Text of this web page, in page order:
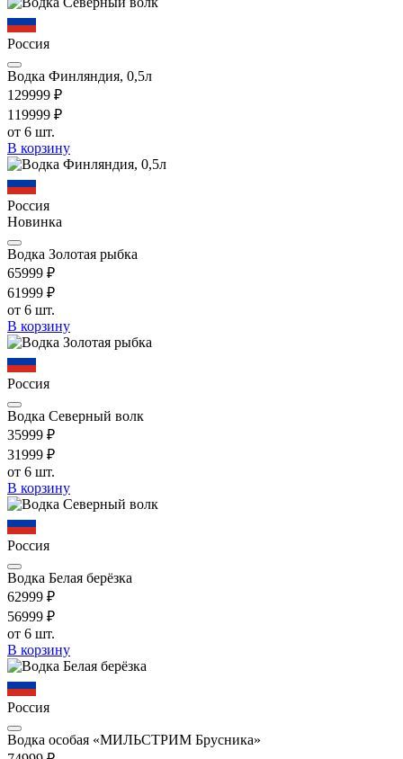
Россия
Водка Финляндия, 0,5л
129999 ₽
119999 ₽
от 6 шт.
В корзину
Россия
Новинка
Водка Золотая рыбка
65999 ₽
61999 ₽
от 6 шт.
В корзину
Россия
Водка Северный волк
35999 ₽
31999 ₽
от 6 шт.
В корзину
Россия
Водка Белая берёзка
62999 ₽
56999 ₽
от 6 шт.
В корзину
Россия
Водка особая «МИЛЬСТРИМ Брусника»